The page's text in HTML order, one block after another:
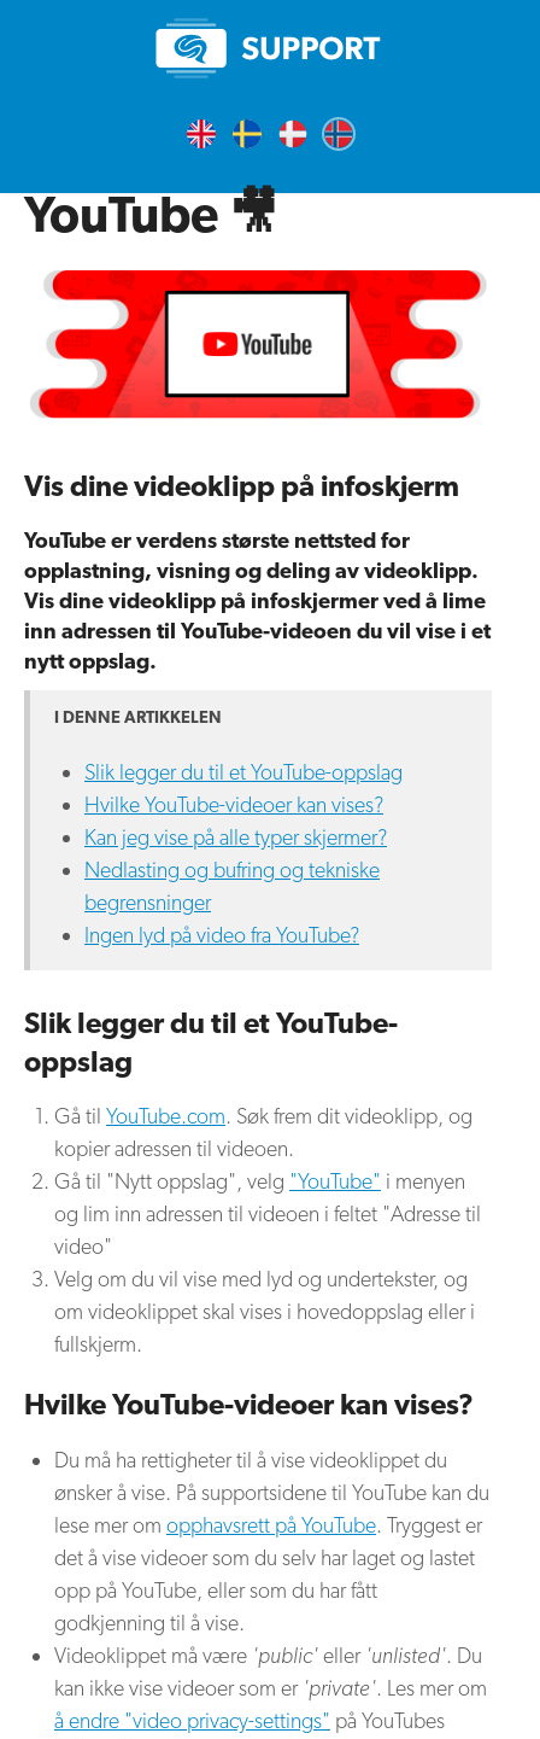
YouTube 🎥
Vis dine videoklipp på infoskjerm
YouTube er verdens største nettsted for
opplastning, visning og deling av videoklipp.
Vis dine videoklipp på infoskjermer ved å lime
inn adressen til YouTube-videoen du vil vise i et
nytt oppslag.
I DENNE ARTIKKELEN
Slik legger du til et YouTube-oppslag
Hvilke YouTube-videoer kan vises?
Kan jeg vise på alle typer skjermer?
Nedlasting og bufring og tekniske
begrensninger
Ingen lyd på video fra YouTube?
Slik legger du til et YouTube-
oppslag
Gå til YouTube.com. Søk frem dit videoklipp, og
kopier adressen til videoen.
Gå til "Nytt oppslag", velg "YouTube" i menyen
og lim inn adressen til videoen i feltet "Adresse til
video"
Velg om du vil vise med lyd og undertekster, og
om videoklippet skal vises i hovedoppslag eller i
fullskjerm.
Hvilke YouTube-videoer kan vises?
Du må ha rettigheter til å vise videoklippet du
ønsker å vise. På supportsidene til YouTube kan du
lese mer om opphavsrett på YouTube. Tryggest er
det å vise videoer som du selv har laget og lastet
opp på YouTube, eller som du har fått
godkjenning til å vise.
Videoklippet må være 'public'eller 'unlisted'. Du
kan ikke vise videoer som er 'private'. Les mer om
å endre "video privacy-settings" på YouTubes